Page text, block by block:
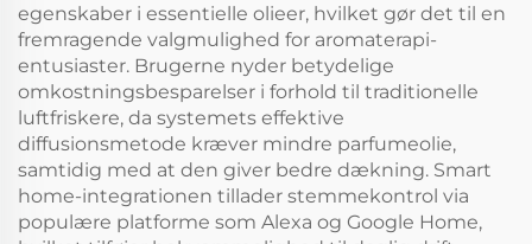
egenskaber i essentielle olieer, hvilket gør det til en
fremragende valgmulighed for aromaterapi-
entusiaster. Brugerne nyder betydelige
omkostningsbesparelser i forhold til traditionelle
luftfriskere, da systemets effektive
diffusionsmetode kræver mindre parfumeolie,
samtidig med at den giver bedre dækning. Smart
home-integrationen tillader stemmekontrol via
populære platforme som Alexa og Google Home,